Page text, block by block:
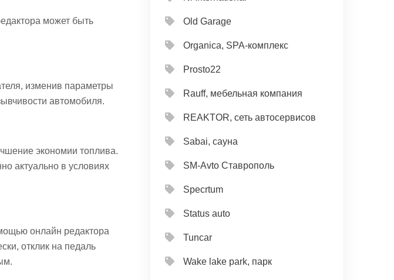
может быть
изменив параметры
автомобиля.
экономии топлива.
актуально в условиях
онлайн редактора
отклик на педаль
Old Garage
Organica, SPA-комплекс
Prosto22
Rauff, мебельная компания
REAKTOR, сеть автосервисов
Sabai, сауна
SM-Avto Ставрополь
Specrtum
Status auto
Tuncar
Wake lake park, парк